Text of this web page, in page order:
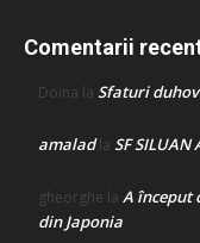
Comentarii
Doina la Sfaturi
amaladla SF SILUAN
gheorghe la A început
din Japonia